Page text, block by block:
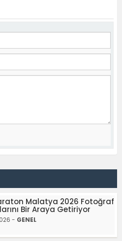
Malatya 2026 Fotoğraf
Bir Araya Getiriyor
- GENEL